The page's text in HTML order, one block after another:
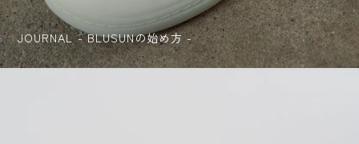
JOURNAL - BLUSUNの始め方 -